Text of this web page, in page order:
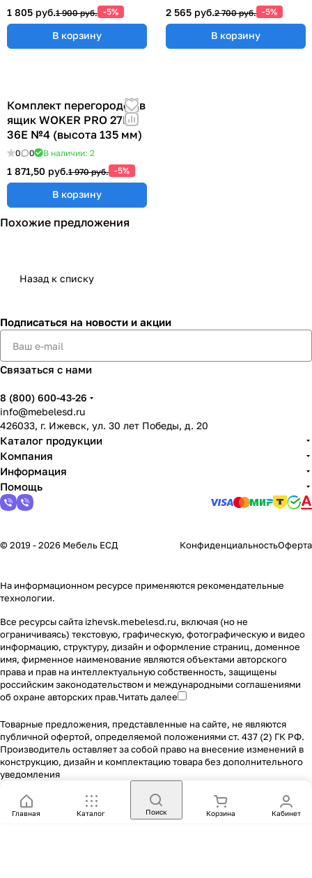
1 805 руб.1 900 руб. -5%
В корзину
2 565 руб.2 700 руб. -5%
В корзину
Комплект перегородок в
ящик WOKER PRO 27E х
36E №4 (высота 135 мм)
0 0 В наличии: 2
1 871,50 руб.1 970 руб. -5%
В корзину
Похожие предложения
Назад к списку
Подписаться на новости и акции
Связаться с нами
8 (800) 600-43-26
info@mebelesd.ru
426033, г. Ижевск, ул. 30 лет Победы, д. 20
Каталог продукции
Компания
Информация
Помощь
© 2019 - 2026 Мебель ЕСД КонфиденциальностьОферта
На информационном ресурсе применяются рекомендательные
технологии.
Все ресурсы сайта izhevsk.mebelesd.ru, включая (но не
ограничиваясь) текстовую, графическую, фотографическую и видео
информацию, структуру, дизайн и оформление страниц, доменное
имя, фирменное наименование являются объектами авторского
права и прав на интеллектуальную собственность, защищены
российским законодательством и международными соглашениями
об охране авторских прав.Читать далее
Товарные предложения, представленные на сайте, не являются
публичной офертой, определяемой положениями ст. 437 (2) ГК РФ.
Производитель оставляет за собой право на внесение изменений в
конструкцию, дизайн и комплектацию товара без дополнительного
уведомления
Главная Каталог Поиск Корзина Кабинет